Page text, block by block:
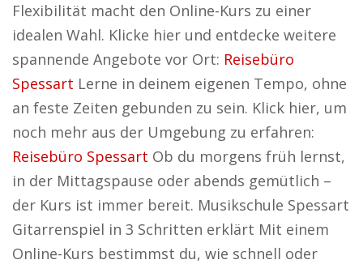
Flexibilität macht den Online-Kurs zu einer
idealen Wahl. Klicke hier und entdecke weitere
spannende Angebote vor Ort: Reisebüro
Spessart Lerne in deinem eigenen Tempo, ohne
an feste Zeiten gebunden zu sein. Klick hier, um
noch mehr aus der Umgebung zu erfahren:
Reisebüro Spessart Ob du morgens früh lernst,
in der Mittagspause oder abends gemütlich –
der Kurs ist immer bereit. Musikschule Spessart
Gitarrenspiel in 3 Schritten erklärt Mit einem
Online-Kurs bestimmst du, wie schnell oder